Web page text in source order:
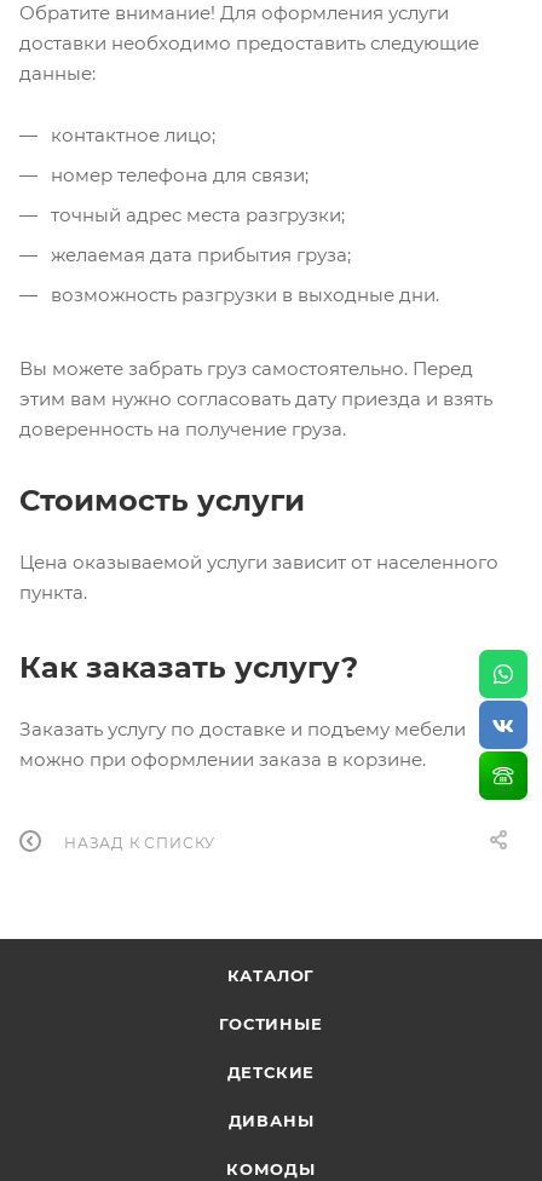
Обратите внимание! Для оформления услуги
доставки необходимо предоставить следующие
данные:
контактное лицо;
номер телефона для связи;
точный адрес места разгрузки;
желаемая дата прибытия груза;
возможность разгрузки в выходные дни.
Вы можете забрать груз самостоятельно. Перед
этим вам нужно согласовать дату приезда и взять
доверенность на получение груза.
Стоимость услуги
Цена оказываемой услуги зависит от населенного
пункта.
Как заказать услугу?
Заказать услугу по доставке и подъему мебели
можно при оформлении заказа в корзине.
НАЗАД К СПИСКУ
КАТАЛОГ
ГОСТИНЫЕ
ДЕТСКИЕ
ДИВАНЫ
КОМОДЫ